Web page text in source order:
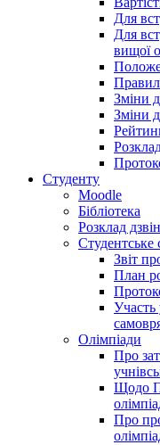
Для
Для
вищої
Зміни
Зміни
Студенту
Moodle
Бібліотека
Розклад
Студентське
Звіт
План
Участь
Олімпіади
Про
Щодо
Про